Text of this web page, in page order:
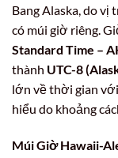
Bang Alaska, do vị
có múi giờ riêng.
Standard Time –
thành UTC-8
lớn về thời gian
hiểu do khoảng
Múi Giờ Hawaii-